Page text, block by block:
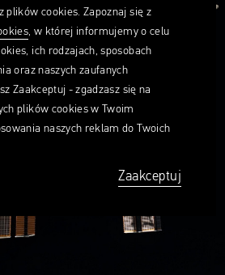
plików cookies. Zapoznaj się z
, w której informujemy o celu
ich rodzajach, sposobach
oraz naszych zaufanych
Zaakceptuj - zgadzasz się na
plików cookies w Twoim
naszych reklam do Twoich
Zaakceptuj